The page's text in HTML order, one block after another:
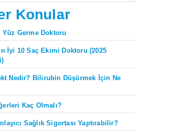
Konular
Yüz Germe Doktoru
İyi 10 Saç Ekimi Doktoru (2025
Nedir? Bilirubin Düşürmek İçin Ne
Kaç Olmalı?
Sağlık Sigortası Yaptırabilir?